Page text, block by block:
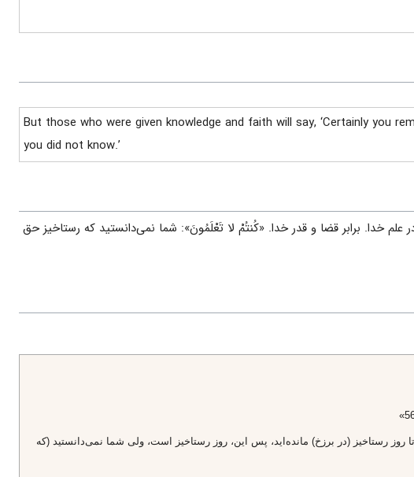
But those who were given knowledge and faith will say, ‘Certainly you
you did not know.’
علم خدا. برابر قضا و قدر خدا. «کُنتُمْ لا تَعْلَمُونَ»: شما نمی‌دانستید که رستاخیز حق
رستاخيز (در برزخ) مانده‌ايد، پس اين، روز رستاخيز است، ولى شما نمى‌دانستيد (كه